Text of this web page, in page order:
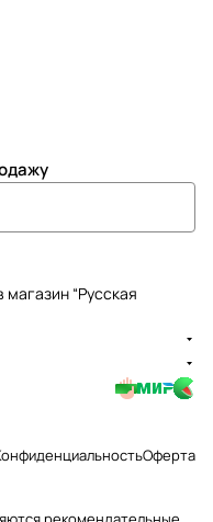
“Русская
Оферта